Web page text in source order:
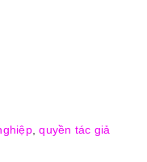
,quyền tác giả